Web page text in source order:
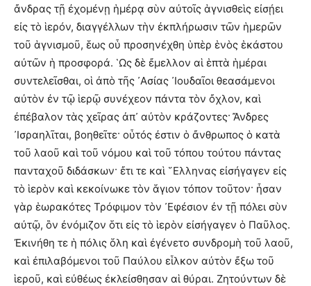
ἄνδρας τῇ ἐχομένῃ ἡμέρᾳ σὺν αὐτοῖς ἁγνισθεὶς εἰσῄει
εἰς τὸ ἱερόν, διαγγέλλων τὴν ἐκπλήρωσιν τῶν ἡμερῶν
τοῦ ἁγνισμοῦ, ἕως οὗ προσηνέχθη ὑπὲρ ἑνὸς ἑκάστου
αὐτῶν ἡ προσφορά. ῾Ως δὲ ἔμελλον αἱ ἑπτὰ ἡμέραι
συντελεῖσθαι, οἱ ἀπὸ τῆς ᾿Ασίας ᾿Ιουδαῖοι θεασάμενοι
αὐτὸν ἐν τῷ ἱερῷ συνέχεον πάντα τὸν ὄχλον, καὶ
ἐπέβαλον τὰς χεῖρας ἀπ᾿ αὐτὸν κράζοντες· Ἄνδρες
᾿Ισραηλῖται, βοηθεῖτε· οὗτός ἐστιν ὁ ἄνθρωπος ὁ κατὰ
τοῦ λαοῦ καὶ τοῦ νόμου καὶ τοῦ τόπου τούτου πάντας
πανταχοῦ διδάσκων· ἔτι τε καὶ ῞Ελληνας εἰσήγαγεν εἰς
τὸ ἱερὸν καὶ κεκοίνωκε τὸν ἅγιον τόπον τοῦτον· ἦσαν
γὰρ ἑωρακότες Τρόφιμον τὸν ᾿Εφέσιον ἐν τῇ πόλει σὺν
αὐτῷ, ὃν ἐνόμιζον ὅτι εἰς τὸ ἱερὸν εἰσήγαγεν ὁ Παῦλος.
Ἐκινήθη τε ἡ πόλις ὅλη καὶ ἐγένετο συνδρομὴ τοῦ λαοῦ,
καὶ ἐπιλαβόμενοι τοῦ Παύλου εἷλκον αὐτὸν ἔξω τοῦ
ἱεροῦ, καὶ εὐθέως ἐκλείσθησαν αἱ θύραι. Ζητούντων δὲ